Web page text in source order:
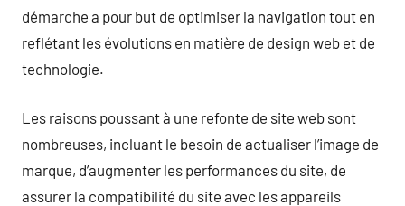
démarche a pour but de optimiser la navigation tout en
reflétant les évolutions en matière de design web et de
technologie.
Les raisons poussant à une refonte de site web sont
nombreuses, incluant le besoin de actualiser l’image de
marque, d’augmenter les performances du site, de
assurer la compatibilité du site avec les appareils